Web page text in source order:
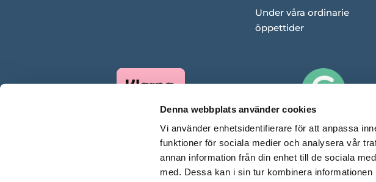
Denna webbplats använder cookies
Vi använder enhetsidentifierare för att anpassa
funktioner för sociala medier och analysera vår
annan information från din enhet till de sociala
med. Dessa kan i sin tur kombinera
Under våra ordinarie
öppettider